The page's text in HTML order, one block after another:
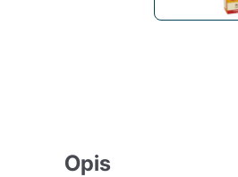
Maxtris
Opis